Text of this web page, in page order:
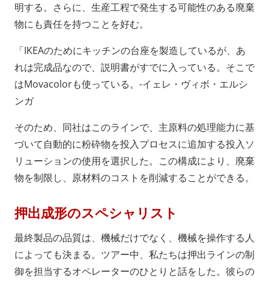
明する。さらに、生産工程で発生する可能性のある廃棄
物にも責任を持つことを好む。
「IKEAのためにキッチンの台座を製造しているが、あ
れは完成品なので、説明書がすでに入っている。そこで
はMovacolorも使っている。-イェレ・ヴィボ・エルシ
ンガ
そのため、同社はこのラインで、主原料の処理能力に基
づいて自動的に粉砕物を投入プロセスに追加する投入ソ
リューションの使用を選択した。この構成により、廃棄
物を制限し、原材料のコストを削減することができる。
押出成形のスペシャリスト
最終製品の品質は、機械だけでなく、機械を操作する人
によっても決まる。ツアー中、私たちは押出ラインの制
御を担当するオペレーターのひとりと話をした。彼らの